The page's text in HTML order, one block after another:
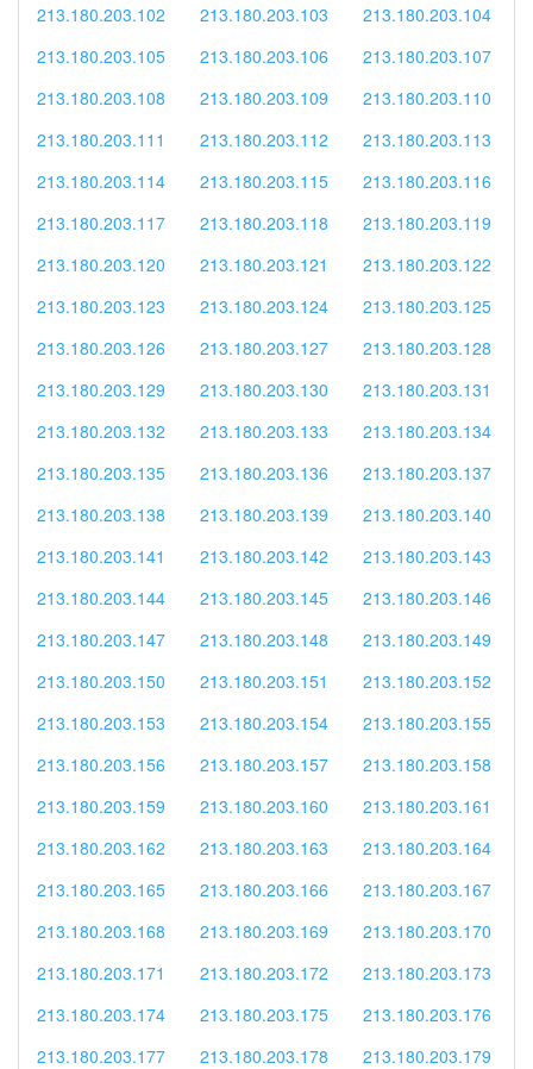
213.180.203.102
213.180.203.103
213.180.203.104
213.180.203.105
213.180.203.106
213.180.203.107
213.180.203.108
213.180.203.109
213.180.203.110
213.180.203.111
213.180.203.112
213.180.203.113
213.180.203.114
213.180.203.115
213.180.203.116
213.180.203.117
213.180.203.118
213.180.203.119
213.180.203.120
213.180.203.121
213.180.203.122
213.180.203.123
213.180.203.124
213.180.203.125
213.180.203.126
213.180.203.127
213.180.203.128
213.180.203.129
213.180.203.130
213.180.203.131
213.180.203.132
213.180.203.133
213.180.203.134
213.180.203.135
213.180.203.136
213.180.203.137
213.180.203.138
213.180.203.139
213.180.203.140
213.180.203.141
213.180.203.142
213.180.203.143
213.180.203.144
213.180.203.145
213.180.203.146
213.180.203.147
213.180.203.148
213.180.203.149
213.180.203.150
213.180.203.151
213.180.203.152
213.180.203.153
213.180.203.154
213.180.203.155
213.180.203.156
213.180.203.157
213.180.203.158
213.180.203.159
213.180.203.160
213.180.203.161
213.180.203.162
213.180.203.163
213.180.203.164
213.180.203.165
213.180.203.166
213.180.203.167
213.180.203.168
213.180.203.169
213.180.203.170
213.180.203.171
213.180.203.172
213.180.203.173
213.180.203.174
213.180.203.175
213.180.203.176
213.180.203.177
213.180.203.178
213.180.203.179